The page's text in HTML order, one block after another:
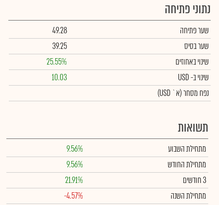
נתוני פתיחה
שער פתיחה
49.28
שער בסיס
39.25
שינוי באחוזים
25.55%
שינויב- USD
10.03
נפח מסחר(א` USD)
תשואות
מתחילת השבוע
9.56%
מתחילת החודש
9.56%
3 חודשים
21.91%
מתחילת השנה
-4.57%